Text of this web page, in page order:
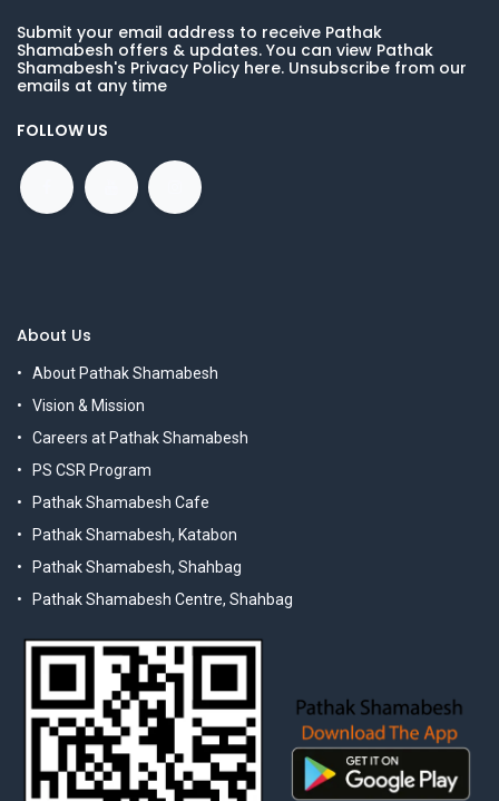
Submit your email address to receive Pathak
Shamabesh offers & updates. You can view Pathak
Shamabesh's Privacy Policy here. Unsubscribe from our
emails at any time
FOLLOW US
About Us
About Pathak Shamabesh
Vision & Mission
Careers at Pathak Shamabesh
PS CSR Program
Pathak Shamabesh Cafe
Pathak Shamabesh, Katabon
Pathak Shamabesh, Shahbag
Pathak Shamabesh Centre, Shahbag